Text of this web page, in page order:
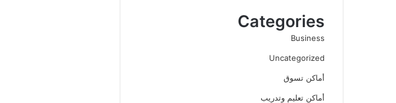
Categories
Business
Uncategorized
أماكن تسوق
أماكن تعليم وتدريب